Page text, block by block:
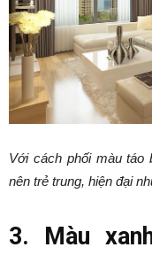
Với cách phối màu
nên trẻ trung, hiện đại
3. Màu